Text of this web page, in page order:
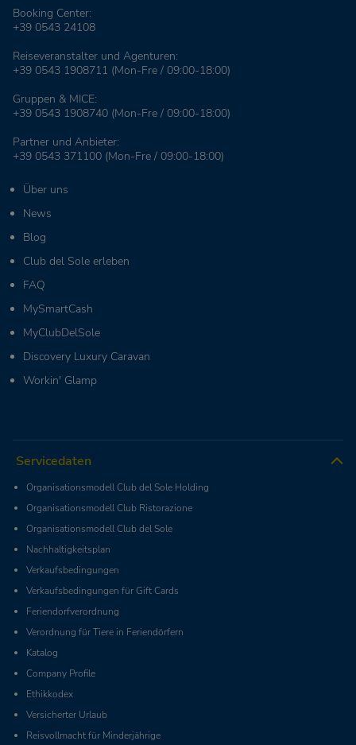
Booking Center:
+39 0543 24108
Reiseveranstalter und Agenturen:
+39 0543 1908711 (Mon-Fre / 09:00-18:00)
Gruppen & MICE:
+39 0543 1908740 (Mon-Fre / 09:00-18:00)
Partner und Anbieter:
+39 0543 371100 (Mon-Fre / 09:00-18:00)
Über uns
News
Blog
Club del Sole erleben
FAQ
MySmartCash
MyClubDelSole
Discovery Luxury Caravan
Workin' Glamp
Servicedaten
Organisationsmodell Club del Sole Holding
Organisationsmodell Club Ristorazione
Organisationsmodell Club del Sole
Nachhaltigkeitsplan
Verkaufsbedingungen
Verkaufsbedingungen für Gift Cards
Feriendorfverordnung
Verordnung für Tiere in Feriendörfern
Katalog
Company Profile
Ethikkodex
Versicherter Urlaub
Reisvollmacht für Minderjährige